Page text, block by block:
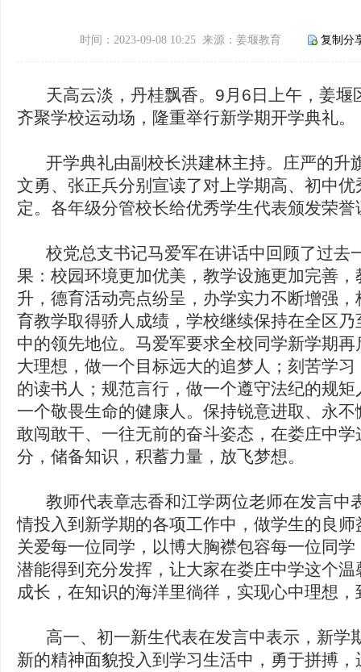
时间：2023-09-08 10:25 来源：姜堰教育 复制分
天高云淡，丹桂飘香。9月6日上午，姜堰
齐聚学校运动场，隆重举行新学期开学典礼。
开学典礼由副校长洪建林主持。庄严的升
文勇、张正兵分别宣读了对上学期高、初中
定。各年级分管校长给优秀学生代表颁发荣
校党总支书记马爱军在讲话中回顾了过去
果：校园环境更加优美，教学设施更加完善
升，德育活动亮点纷呈，办学实力不断增强
育教学取得骄人成绩，学校继续保持在全区
中的领先地位。马爱军要求全校同学新学期
大理想，做一个目标远大的追梦人；刻苦学
的读书人；规范言行，做一个遵守法纪的规
一个敬畏生命的健康人。保持锐意进取、永
敢闯敢干、一往无前的奋斗姿态，在娄庄中
分，储备知识，积蓄力量，放飞梦想。
教师代表章志香和江学两位老师在发言中
情投入到新学期的各项工作中，做学生的良
关爱每一位同学，以博大胸襟包容每一位同
潜能得到充分发挥，让大家在娄庄中学这个
成长，在知识的海洋里徜徉，实现心中理想
高一、初一新生代表在发言中表示，新学
新的精神面貌投入到学习生活中，勇于拼搏